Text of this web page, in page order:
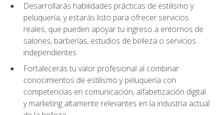
Desarrollarás habilidades prácticas de estilismo y
peluquería, y estarás listo para ofrecer servicios
reales, que pueden apoyar tu ingreso a entornos de
salones, barberías, estudios de belleza o servicios
independientes.
Fortalecerás tu valor profesional al combinar
conocimientos de estilismo y peluquería con
competencias en comunicación, alfabetización digital
y marketing altamente relevantes en la industria actual